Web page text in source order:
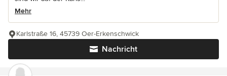
Mehr
Nachricht
Karlstraße 16, 45739 Oer-Erkenschwick